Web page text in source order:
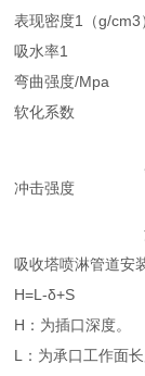
表现密度1（g/cm3
吸水率1
弯曲强度/Mpa
软化系数
冲击强度
吸收塔喷淋管道安
H=L-δ+S
H：为插口深度。
L：为承口工作面长